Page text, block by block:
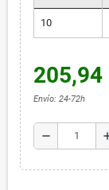
10
205,94
Envío: 24-72h
remove